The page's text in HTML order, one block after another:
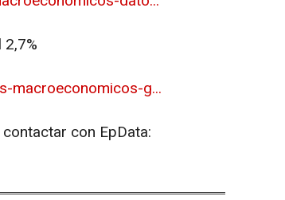
macroeconomicos-g...
con EpData: